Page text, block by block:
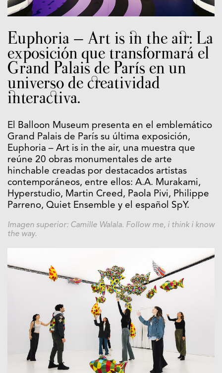
Euphoria – Art is in the air: La
exposición que transformará el
Grand Palais de París en un
universo de creatividad
interactiva.
El Balloon Museum presenta en el emblemático
Grand Palais de París su última exposición,
Euphoria – Art is in the air, una muestra que
reúne 20 obras monumentales de arte
hinchable creadas por destacados artistas
contemporáneos, entre ellos: A.A. Murakami,
Hyperstudio, Martin Creed, Paola Pivi, Philippe
Parreno, Quiet Ensemble y el español SpY.
Imagen superior: Camille Walala. Follow me, i think i know
the way.